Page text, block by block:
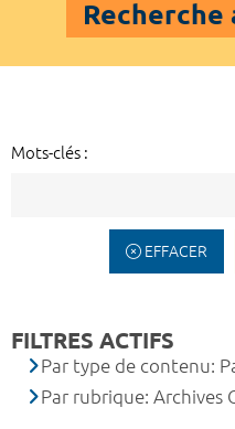
Recherche
Mots-clés :
EFFACER
FILTRES ACTIFS
Par type de contenu:
Par rubrique: Archives